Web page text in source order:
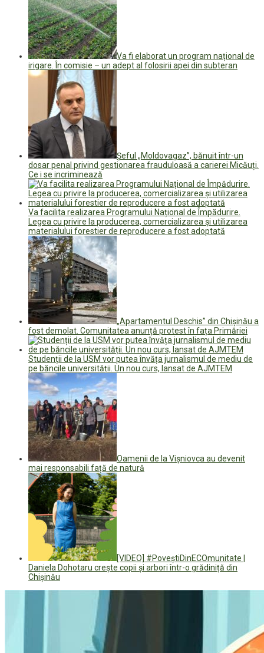
Va fi elaborat un program național de
irigare. În comisie – un adept al folosirii apei din subteran
Șeful „Moldovagaz”, bănuit într-un
dosar penal privind gestionarea frauduloasă a carierei Micăuți.
Ce i se incriminează
Va facilita realizarea Programului Național de Împădurire.
Legea cu privire la producerea, comercializarea și utilizarea
materialului forestier de reproducere a fost adoptată
„Apartamentul Deschis” din Chișinău a
fost demolat. Comunitatea anunță protest în fața Primăriei
Studenții de la USM vor putea învăța jurnalismul de mediu de
pe băncile universității. Un nou curs, lansat de AJMTEM
Oamenii de la Vișniovca au devenit
mai responsabili față de natură
[VIDEO] #PoveștiDinECOmunitate |
Daniela Dohotaru crește copii și arbori într-o grădiniță din
Chișinău